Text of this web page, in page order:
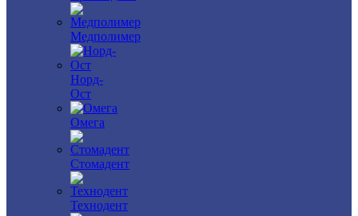
Медполимер
Норд-
Ост
Омега
Стомадент
Технодент